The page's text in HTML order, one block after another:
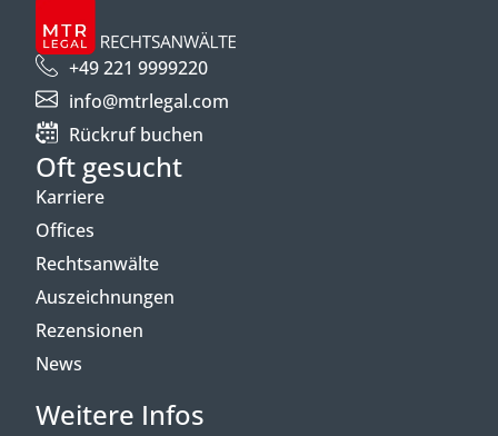
+49 221 9999220
info@mtrlegal.com
Rückruf buchen
Oft gesucht
Karriere
Offices
Rechtsanwälte
Auszeichnungen
Rezensionen
News
Weitere Infos